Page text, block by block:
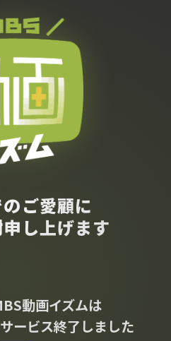
ご愛顧に
し上げます
動画イズムは
ービス終了しました